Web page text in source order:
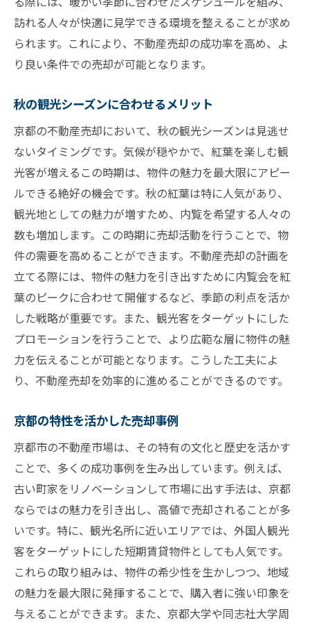
訪れる人々が快適に見学できる環境を整えることが求め
られます。これにより、不動産売却の成功率を高め、よ
り良い条件での売却が可能となります。
秋の観光シーズンに合わせるメリット
京都の不動産売却において、秋の観光シーズンは見逃せ
ないタイミングです。気候が穏やかで、紅葉を楽しむ観
光客が増えるこの時期は、物件の魅力を最大限にアピー
ルできる絶好の機会です。秋の紅葉は特に人気があり、
観光地としての魅力が増すため、内覧を希望する人々の
数も増加します。この時期に売却活動を行うことで、物
件の需要を高めることができます。不動産売却の計画を
立てる際には、物件の魅力を引き出すために内覧会を紅
葉のピークに合わせて開催するなど、季節の利点を活か
した戦略が重要です。また、観光客をターゲットにした
プロモーションを行うことで、より広範な層に物件の魅
力を伝えることが可能となります。こうした工夫によ
り、不動産売却を効率的に進めることができるのです。
京都の特性を活かした売却事例
京都市の不動産市場は、その特有の文化と歴史を活かす
ことで、多くの成功事例を生み出しています。例えば、
古い町家をリノベーションして市場に出す手法は、京都
ならではの魅力を引き出し、高値で売却されることが多
いです。特に、観光名所に近いエリアでは、外国人観光
客をターゲットにした短期賃貸物件としても人気です。
これらの取り組みは、物件の希少性を生かしつつ、地域
の魅力を最大限に発揮することで、購入者に強い印象を
与えることができます。また、京都大学や同志社大学周